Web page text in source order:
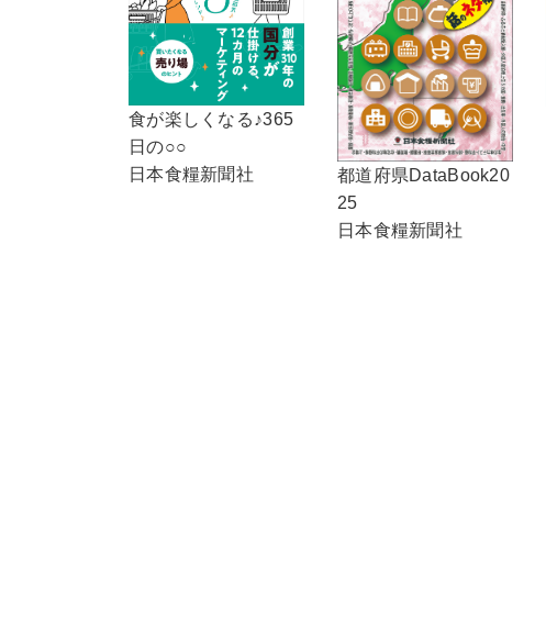
食が楽しくなる♪365
日の○○
日本食糧新聞社
都道府県DataBook20
25
日本食糧新聞社